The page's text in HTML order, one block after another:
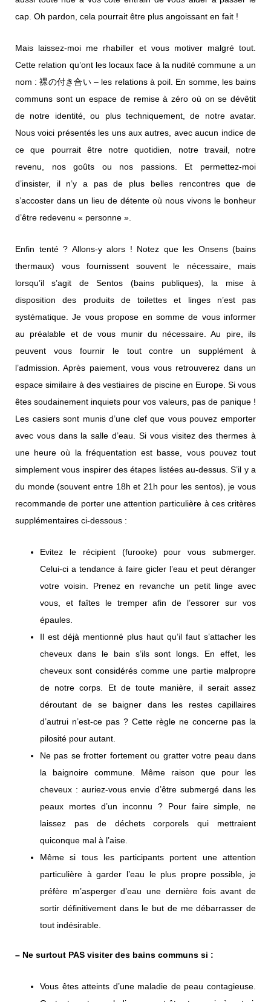
cap. Oh pardon, cela pourrait être plus angoissant en fait !
Mais laissez-moi me rhabiller et vous motiver malgré tout.
Cette relation qu’ont les locaux face à la nudité commune a un
nom : 裸の付き合い – les relations à poil. En somme, les bains
communs sont un espace de remise à zéro où on se dévêtit
de notre identité, ou plus techniquement, de notre avatar.
Nous voici présentés les uns aux autres, avec aucun indice de
ce que pourrait être notre quotidien, notre travail, notre
revenu, nos goûts ou nos passions. Et permettez-moi
d’insister, il n’y a pas de plus belles rencontres que de
s’accoster dans un lieu de détente où nous vivons le bonheur
d’être redevenu « personne ».
Enfin tenté ? Allons-y alors ! Notez que les Onsens (bains
thermaux) vous fournissent souvent le nécessaire, mais
lorsqu’il s’agit de Sentos (bains publiques), la mise à
disposition des produits de toilettes et linges n’est pas
systématique. Je vous propose en somme de vous informer
au préalable et de vous munir du nécessaire. Au pire, ils
peuvent vous fournir le tout contre un supplément à
l’admission. Après paiement, vous vous retrouverez dans un
espace similaire à des vestiaires de piscine en Europe. Si vous
êtes soudainement inquiets pour vos valeurs, pas de panique !
Les casiers sont munis d’une clef que vous pouvez emporter
avec vous dans la salle d’eau. Si vous visitez des thermes à
une heure où la fréquentation est basse, vous pouvez tout
simplement vous inspirer des étapes listées au-dessus. S’il y a
du monde (souvent entre 18h et 21h pour les sentos), je vous
recommande de porter une attention particulière à ces critères
supplémentaires ci-dessous :
Evitez le récipient (furooke) pour vous submerger.
Celui-ci a tendance à faire gicler l’eau et peut déranger
votre voisin. Prenez en revanche un petit linge avec
vous, et faîtes le tremper afin de l’essorer sur vos
épaules.
Il est déjà mentionné plus haut qu’il faut s’attacher les
cheveux dans le bain s’ils sont longs. En effet, les
cheveux sont considérés comme une partie malpropre
de notre corps. Et de toute manière, il serait assez
déroutant de se baigner dans les restes capillaires
d’autrui n’est-ce pas ? Cette règle ne concerne pas la
pilosité pour autant.
Ne pas se frotter fortement ou gratter votre peau dans
la baignoire commune. Même raison que pour les
cheveux : auriez-vous envie d’être submergé dans les
peaux mortes d’un inconnu ? Pour faire simple, ne
laissez pas de déchets corporels qui mettraient
quiconque mal à l’aise.
Même si tous les participants portent une attention
particulière à garder l’eau le plus propre possible, je
préfère m’asperger d’eau une dernière fois avant de
sortir définitivement dans le but de me débarrasser de
tout indésirable.
– Ne surtout PAS visiter des bains communs si :
Vous êtes atteints d’une maladie de peau contagieuse.